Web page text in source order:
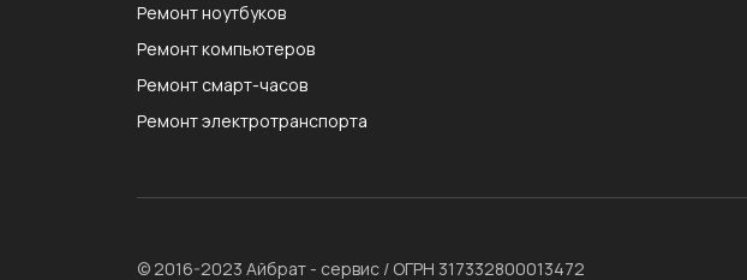
Ремонт ноутбуков
Ремонт компьютеров
Ремонт смарт-часов
Ремонт электротранспорта
© 2016-2023 Айбрат - сервис / ОГРН 317332800013472